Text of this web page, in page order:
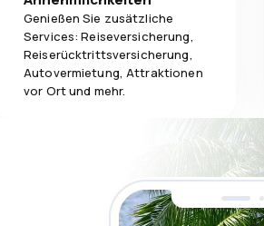
Genießen Sie zusätzliche
Services: Reiseversicherung,
Reiserücktrittsversicherung,
Autovermietung, Attraktionen
vor Ort und mehr.